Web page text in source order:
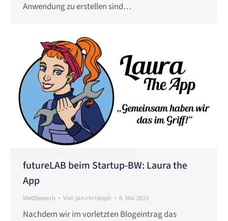
Anwendung zu erstellen sind…
futureLAB beim Startup-BW: Laura the
App
Wettbewerb Von jan.christoph 8. Mai 2019
Nachdem wir im vorletzten Blogeintrag das